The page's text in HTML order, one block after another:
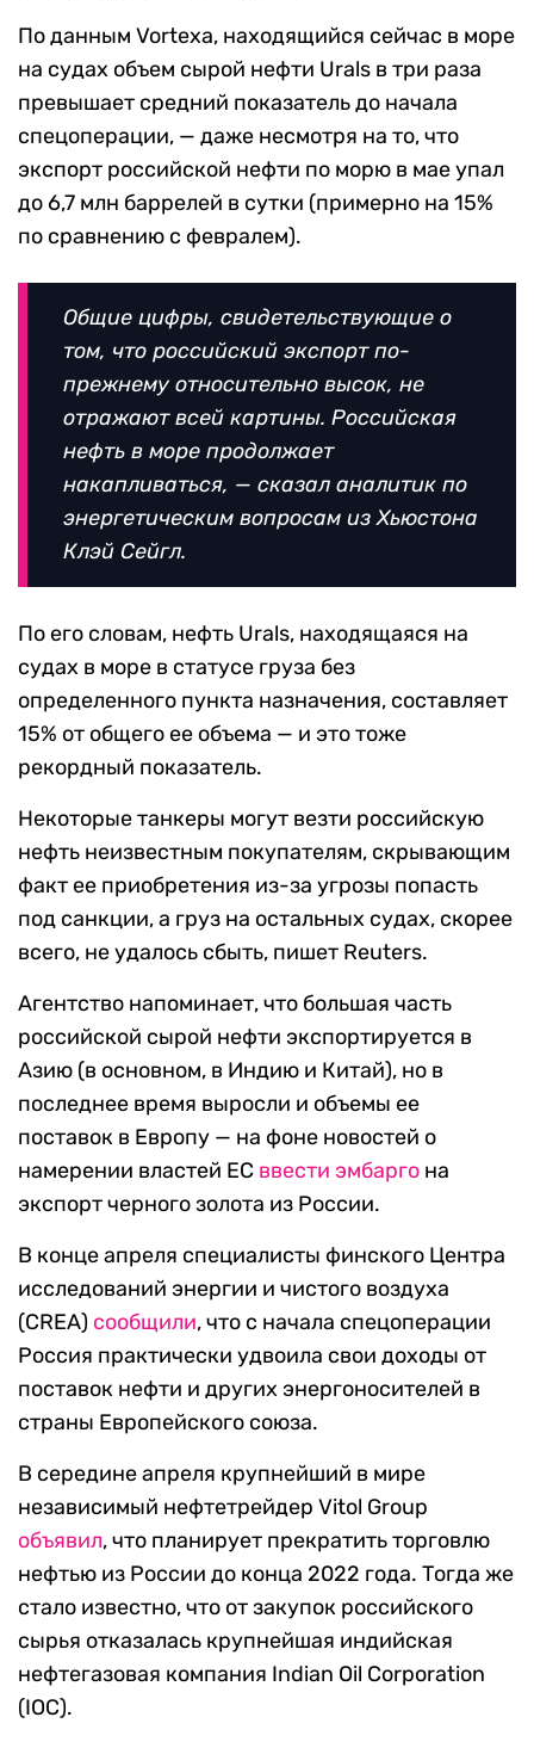
По данным Vortexa, находящийся сейчас в море
на судах объем сырой нефти Urals в три раза
превышает средний показатель до начала
спецоперации, — даже несмотря на то, что
экспорт российской нефти по морю в мае упал
до 6,7 млн баррелей в сутки (примерно на 15%
по сравнению с февралем).
Общие цифры, свидетельствующие о
том, что российский экспорт по-
прежнему относительно высок, не
отражают всей картины. Российская
нефть в море продолжает
накапливаться, — сказал аналитик по
энергетическим вопросам из Хьюстона
Клэй Сейгл.
По его словам, нефть Urals, находящаяся на
судах в море в статусе груза без
определенного пункта назначения, составляет
15% от общего ее объема — и это тоже
рекордный показатель.
Некоторые танкеры могут везти российскую
нефть неизвестным покупателям, скрывающим
факт ее приобретения из-за угрозы попасть
под санкции, а груз на остальных судах, скорее
всего, не удалось сбыть, пишет Reuters.
Агентство напоминает, что большая часть
российской сырой нефти экспортируется в
Азию (в основном, в Индию и Китай), но в
последнее время выросли и объемы ее
поставок в Европу — на фоне новостей о
намерении властей ЕС ввести эмбарго на
экспорт черного золота из России.
В конце апреля специалисты финского Центра
исследований энергии и чистого воздуха
(CREA) сообщили, что с начала спецоперации
Россия практически удвоила свои доходы от
поставок нефти и других энергоносителей в
страны Европейского союза.
В середине апреля крупнейший в мире
независимый нефтетрейдер Vitol Group
объявил, что планирует прекратить торговлю
нефтью из России до конца 2022 года. Тогда же
стало известно, что от закупок российского
сырья отказалась крупнейшая индийская
нефтегазовая компания Indian Oil Corporation
(IOC).